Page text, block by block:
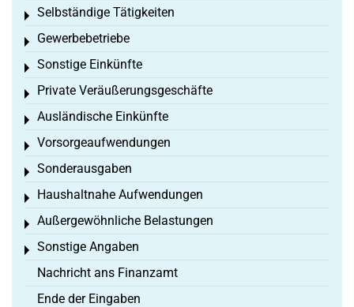
Selbständige Tätigkeiten
Toggle menu
Gewerbebetriebe
Toggle menu
Sonstige Einkünfte
Toggle menu
Private Veräußerungsgeschäfte
Toggle menu
Ausländische Einkünfte
Toggle menu
Vorsorgeaufwendungen
Toggle menu
Sonderausgaben
Toggle menu
Haushaltnahe Aufwendungen
Toggle menu
Außergewöhnliche Belastungen
Toggle menu
Sonstige Angaben
Toggle menu
Nachricht ans Finanzamt
Ende der Eingaben